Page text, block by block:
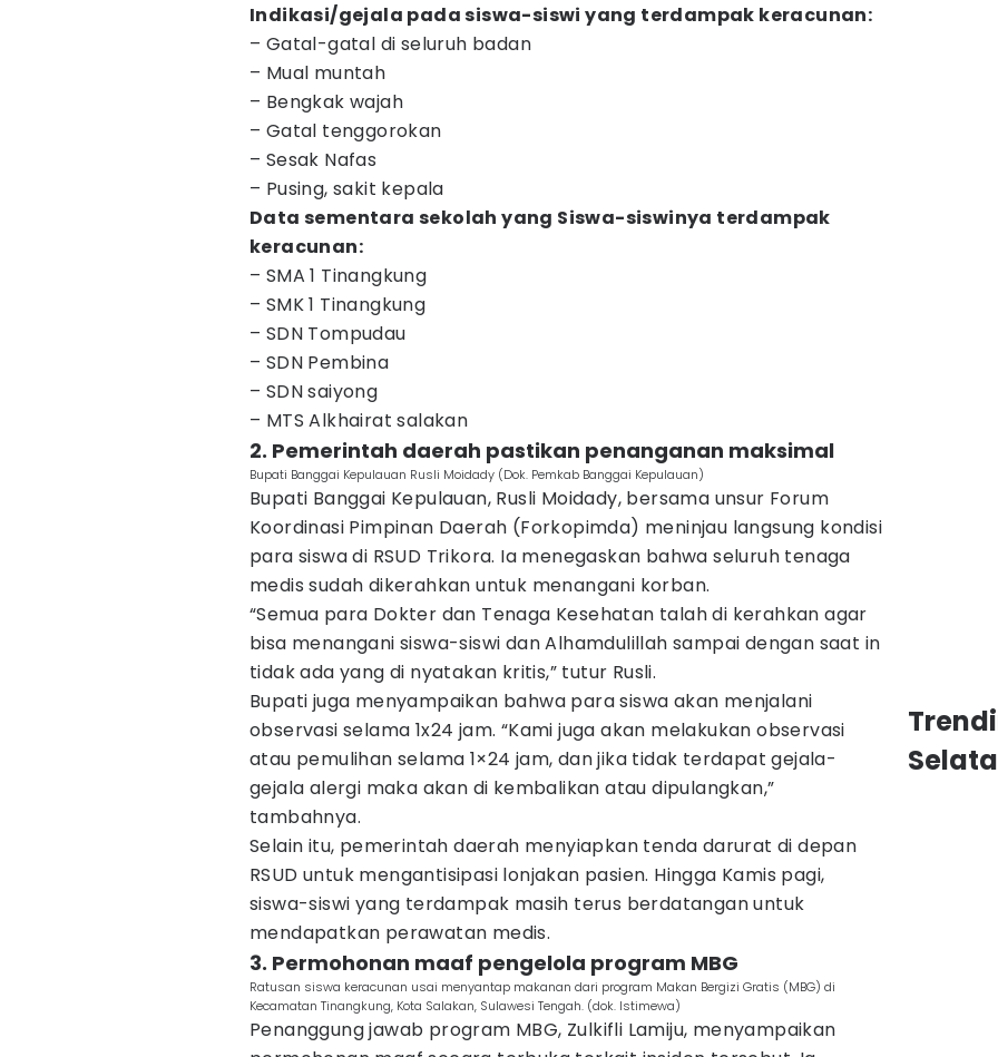
Indikasi/gejala pada siswa-siswi yang terdampak keracunan:
– Gatal-gatal di seluruh badan
– Mual muntah
– Bengkak wajah
– Gatal tenggorokan
– Sesak Nafas
– Pusing, sakit kepala
Data sementara sekolah yang Siswa-siswinya terdampak
keracunan:
– SMA 1 Tinangkung
– SMK 1 Tinangkung
– SDN Tompudau
– SDN Pembina
– SDN saiyong
– MTS Alkhairat salakan
2. Pemerintah daerah pastikan penanganan maksimal
Bupati Banggai Kepulauan Rusli Moidady (Dok. Pemkab Banggai Kepulauan)
Bupati Banggai Kepulauan, Rusli Moidady, bersama unsur Forum
Koordinasi Pimpinan Daerah (Forkopimda) meninjau langsung kondisi
para siswa di RSUD Trikora. Ia menegaskan bahwa seluruh tenaga
medis sudah dikerahkan untuk menangani korban.
“Semua para Dokter dan Tenaga Kesehatan talah di kerahkan agar
bisa menangani siswa-siswi dan Alhamdulillah sampai dengan saat in
tidak ada yang di nyatakan kritis,” tutur Rusli.
Bupati juga menyampaikan bahwa para siswa akan menjalani
observasi selama 1x24 jam. “Kami juga akan melakukan observasi
atau pemulihan selama 1×24 jam, dan jika tidak terdapat gejala-
gejala alergi maka akan di kembalikan atau dipulangkan,”
tambahnya.
Selain itu, pemerintah daerah menyiapkan tenda darurat di depan
RSUD untuk mengantisipasi lonjakan pasien. Hingga Kamis pagi,
siswa-siswi yang terdampak masih terus berdatangan untuk
mendapatkan perawatan medis.
3. Permohonan maaf pengelola program MBG
Ratusan siswa keracunan usai menyantap makanan dari program Makan Bergizi Gratis (MBG) di
Kecamatan Tinangkung, Kota Salakan, Sulawesi Tengah. (dok. Istimewa)
Penanggung jawab program MBG, Zulkifli Lamiju, menyampaikan